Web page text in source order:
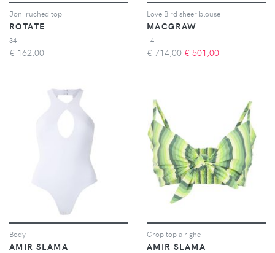
Joni ruched top
ROTATE
34
€ 162,00
Love Bird sheer blouse
MACGRAW
14
€ 714,00 € 501,00
Body
AMIR SLAMA
Crop top a righe
AMIR SLAMA